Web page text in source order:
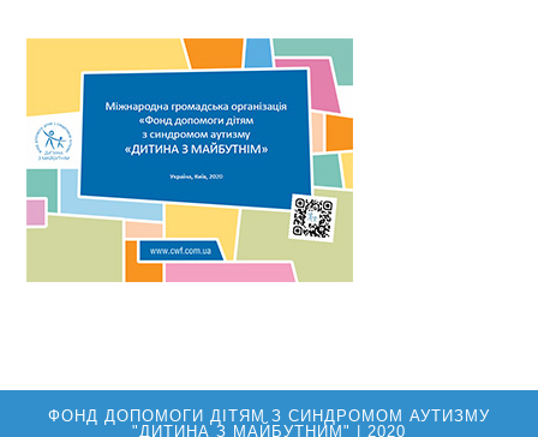
ФОНД ДОПОМОГИ ДІТЯМ З СИНДРОМОМ АУТИЗМУ
"ДИТИНА З МАЙБУТНИМ" | 2020